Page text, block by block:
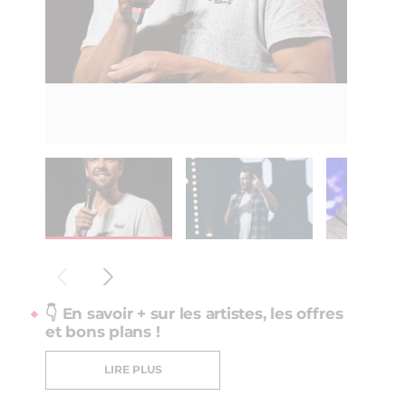
👇 En savoir + sur les artistes, les offres
et bons plans !
LIRE PLUS